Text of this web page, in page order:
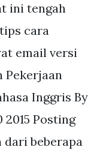
ini tengah
cara
email versi
Pekerjaan
Inggris By
Posting
beberapa